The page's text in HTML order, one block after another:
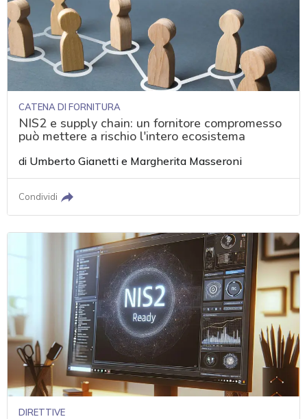
CATENA DI FORNITURA
NIS2 e supply chain: un fornitore compromesso
può mettere a rischio l'intero ecosistema
di Umberto Gianetti e Margherita Masseroni
Condividi
DIRETTIVE